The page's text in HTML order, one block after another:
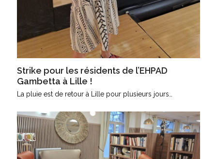
Strike pour les résidents de l’EHPAD
Gambetta à Lille !
La pluie est de retour à Lille pour plusieurs jours…